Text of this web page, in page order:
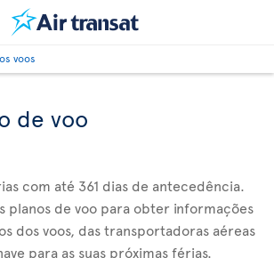
voos
de voo
com até 361 dias de antecedência.
planos de voo para obter informações
dos voos, das transportadoras aéreas
para as suas próximas férias.